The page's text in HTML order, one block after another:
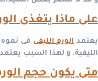
على ماذا يتغذى
يعتمدالورم الليفىفى نموه
الليفية. و لهذا السبب يعتمد
متى يكون حجم